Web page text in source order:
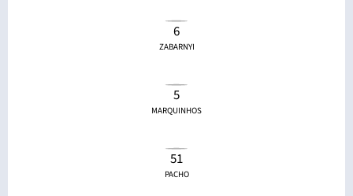
6
ZABARNYI
5
MARQUINHOS
51
PACHO